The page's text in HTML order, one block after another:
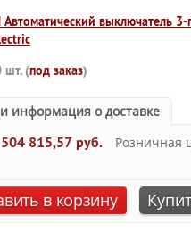
Автоматический выключатель
шт. (под заказ)
информация о доставке
504 815,57 руб. Розничная
в корзину